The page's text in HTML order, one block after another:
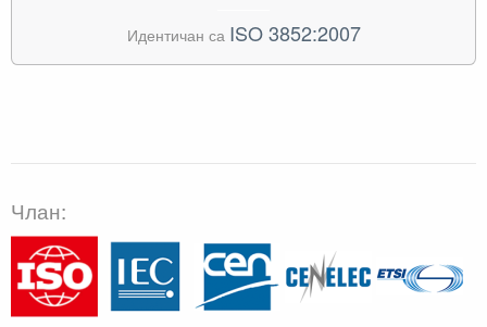
Идентичан са ISO 3852:2007
Члан: